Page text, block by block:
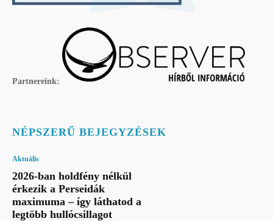
Partnereink:
NÉPSZERŰ BEJEGYZÉSEK
Aktuális
2026-ban holdfény nélkül
érkezik a Perseidák
maximuma – így láthatod a
legtöbb hullócsillagot